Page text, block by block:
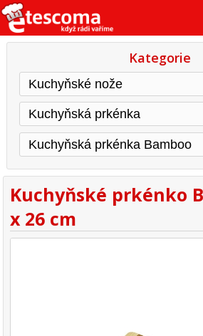
Kategorie
Kuchyňské prkénko
x 26 cm